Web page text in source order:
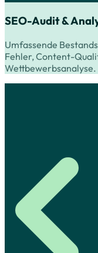
SEO-Audit &
Umfassende
Fehler, Content-
Wettbewerbsanalyse.